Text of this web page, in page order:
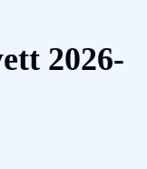
2026-